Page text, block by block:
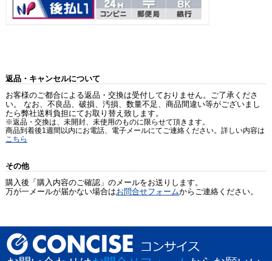
返品・キャンセルについて
お客様のご都合による返品・交換は受付しておりません。ご了承くださ
い。 なお、不良品、破損、汚損、数量不足、商品間違い等がございまし
たら弊社送料負担にてお取り替え致します。
※返品・交換は、未開封、未使用のものに限らせて頂きます。
商品到着後1週間以内にお電話、電子メールにてご連絡ください。詳しい内容は
こちら
その他
購入後「購入内容のご確認」のメールをお送りします。
万が一メールが届かない場合はお問合せフォームからご連絡ください。